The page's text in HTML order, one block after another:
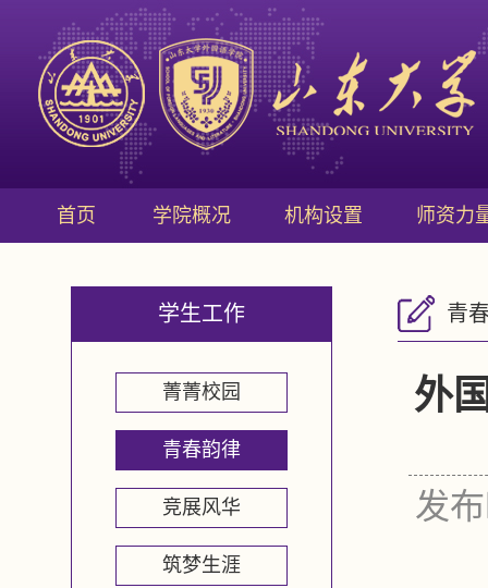
首页 学院概况 机构设置 师资力
学生工作
菁菁校园
青春韵律
竞展风华
筑梦生涯
青
外
发